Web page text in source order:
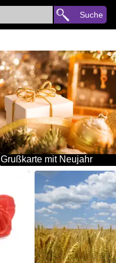
Suche
Grußkarte mit Neujahr